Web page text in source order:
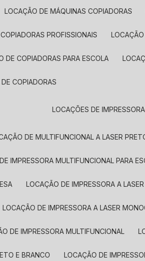
LOCAÇÃO DE MÁQUINAS COPIADORAS
PROFISSIONAIS
DE COPIADORAS PARA ESCOLA
DE COPIADORAS
LOCAÇÕES DE
DE MULTIFUNCIONAL A LASER
IMPRESSORA MULTIFUNCIONAL PARA
LOCAÇÃO DE IMPRESSORA A
LOCAÇÃO DE IMPRESSORA A LASER
DE IMPRESSORA MULTIFUNCIONAL
E BRANCO LOCAÇÃO DE